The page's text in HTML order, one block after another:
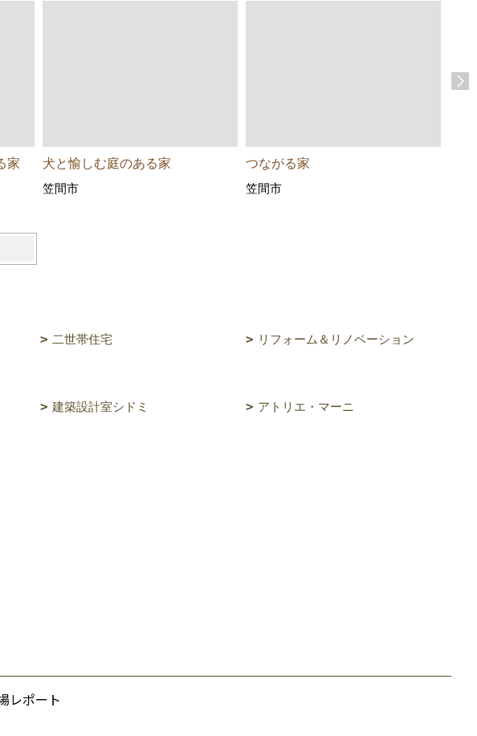
家
犬と愉しむ庭のある家
笠間市
つながる家
笠間市
二世帯住宅 リフォーム＆リノベーション
建築設計室シドミ
アトリエ・マーニ
レポート